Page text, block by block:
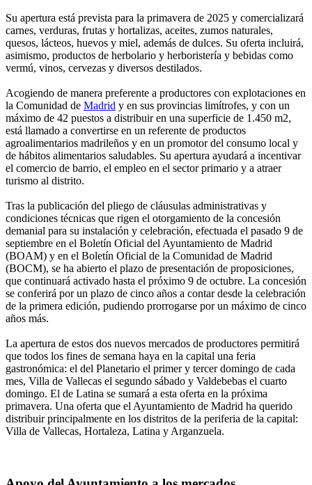
Su apertura está prevista para la primavera de 2025 y comercializará
carnes, verduras, frutas y hortalizas, aceites, zumos naturales,
quesos, lácteos, huevos y miel, además de dulces. Su oferta incluirá,
asimismo, productos de herbolario y herboristería y bebidas como
vermú, vinos, cervezas y diversos destilados.
Acogiendo de manera preferente a productores con explotaciones en
la Comunidad de Madrid y en sus provincias limítrofes, y con un
máximo de 42 puestos a distribuir en una superficie de 1.450 m2,
está llamado a convertirse en un referente de productos
agroalimentarios madrileños y en un promotor del consumo local y
de hábitos alimentarios saludables. Su apertura ayudará a incentivar
el comercio de barrio, el empleo en el sector primario y a atraer
turismo al distrito.
Tras la publicación del pliego de cláusulas administrativas y
condiciones técnicas que rigen el otorgamiento de la concesión
demanial para su instalación y celebración, efectuada el pasado 9 de
septiembre en el Boletín Oficial del Ayuntamiento de Madrid
(BOAM) y en el Boletín Oficial de la Comunidad de Madrid
(BOCM), se ha abierto el plazo de presentación de proposiciones,
que continuará activado hasta el próximo 9 de octubre. La concesión
se conferirá por un plazo de cinco años a contar desde la celebración
de la primera edición, pudiendo prorrogarse por un máximo de cinco
años más.
La apertura de estos dos nuevos mercados de productores permitirá
que todos los fines de semana haya en la capital una feria
gastronómica: el del Planetario el primer y tercer domingo de cada
mes, Villa de Vallecas el segundo sábado y Valdebebas el cuarto
domingo. El de Latina se sumará a esta oferta en la próxima
primavera. Una oferta que el Ayuntamiento de Madrid ha querido
distribuir principalmente en los distritos de la periferia de la capital:
Villa de Vallecas, Hortaleza, Latina y Arganzuela.